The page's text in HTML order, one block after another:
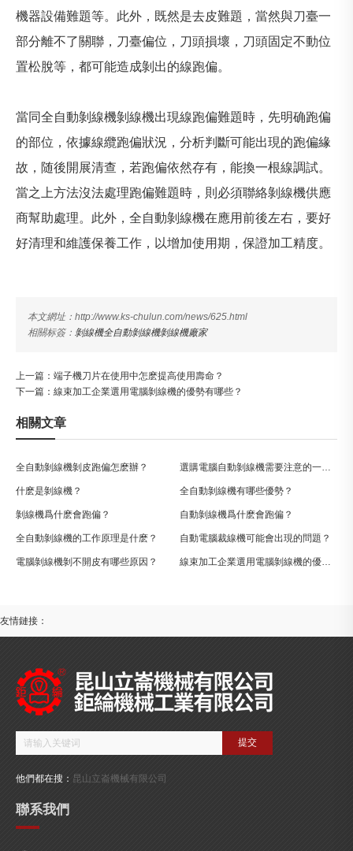
機器設備難題等。此外，既然是去皮難題，當然與刀臺一
部分離不了關聯，刀臺偏位，刀頭損壞，刀頭固定不動位
置松脫等，都可能造成剝出的線跑偏。
當同全自動剝線機剝線機出現線跑偏難題時，先明确跑偏
的部位，依據線纜跑偏狀況，分析判斷可能出現的跑偏緣
故，随後開展清查，若跑偏依然存有，能換一根線調試。
當之上方法沒法處理跑偏難題時，則必須聯絡剝線機供應
商幫助處理。此外，全自動剝線機在應用前後左右，要好
好清理和維護保養工作，以增加使用期，保證加工精度。
本文網址：http://www.ks-chulun.com/news/625.html
相關标簽： 剝線機全自動剝線機剝線機廠家
上一篇： 端子機刀片在使用中怎麽提高使用壽命？
下一篇： 線束加工企業選用電腦剝線機的優勢有哪些？
相關文章
全自動剝線機剝皮跑偏怎麽辦？
什麽是剝線機？ 全自動剝線機有哪些優勢？
剝線機爲什麽會跑偏？ 自動剝線機爲什麽會跑偏？
全自動剝線機的工作原理是什麽？ 自動電腦裁線機可能會出現的問題？
電腦剝線機剝不開皮有哪些原因？
友情鏈接：
他們都在搜： 昆山立崙機械有限公司
聯系我們